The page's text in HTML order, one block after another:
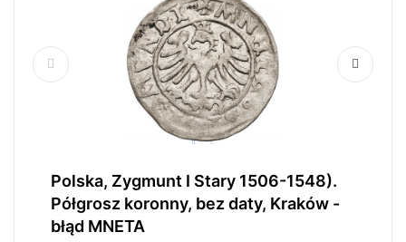
Polska, Zygmunt I Stary 1506-1548).
Półgrosz koronny, bez daty, Kraków -
błąd MNETA